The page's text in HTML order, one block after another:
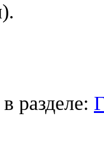
разделе: